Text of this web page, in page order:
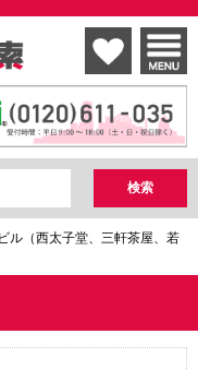
ル（西太子堂、三軒茶屋、若